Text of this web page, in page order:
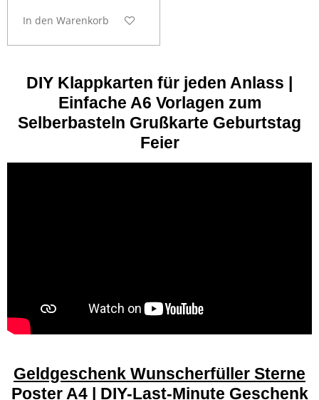
In den Warenkorb
DIY Klappkarten für jeden Anlass |
Einfache A6 Vorlagen zum
Selberbasteln Grußkarte Geburtstag
Feier
Geldgeschenk Wunscherfüller Sterne
Poster A4 | DIY-Last-Minute Geschenk